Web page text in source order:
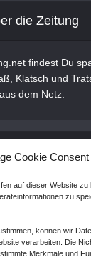
Cookie Consent
auf dieser Website
zu
können wir
verarbeiten. Die
Merkmale und
die Zeitung
findest Du
Klatsch und
dem Netz.
Wichtige